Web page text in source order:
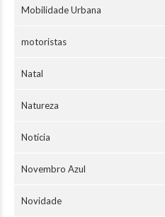
Mobilidade Urbana
motoristas
Natal
Natureza
Notícia
Novembro Azul
Novidade